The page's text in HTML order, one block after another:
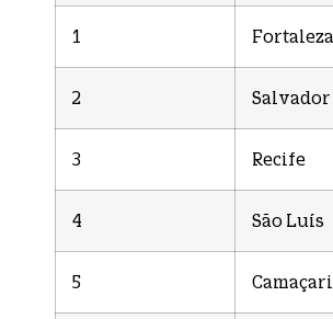
1 Fortaleza
2 Salvador
3 Recife
4 São Luís
5 Camaçari